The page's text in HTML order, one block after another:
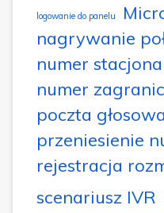
logowanie do panelu
nagrywanie
numer
numer
poczta głosowa
przeniesienie
rejestracja
scenariusz IVR